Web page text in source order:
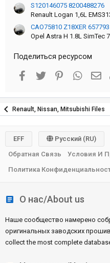
S120146075 8200488276
Renault Logan 1,6L
CAO75810 Z18XER
Opel Astra H 1.8L SimTec
Поделиться ресурсом
Facebook
Twitter Pinterest
Renault, Nissan, Mitsubishi Files
О нас/About us
Наше сообщество намерено
оригинальных заводских
collect the most complete
EFF
Русский (RU)
Обратная Связь
Условия И
Политика